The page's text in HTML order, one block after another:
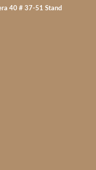
40 # 37-51 Stand